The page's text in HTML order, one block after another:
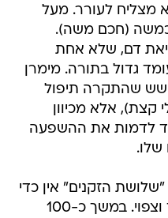
מצליח לעורר. מעל
(חכם משה).
דם, שלא אחת
גדול בתורה. מימרן
שהתקרה תיפול
קצת), אלא מכיוון
לדמות את ההשפעה
שלו.
הזקנים" אין כדי
לחפות על מחזה בינוני, רדוד וצפוי. במשך כ-100